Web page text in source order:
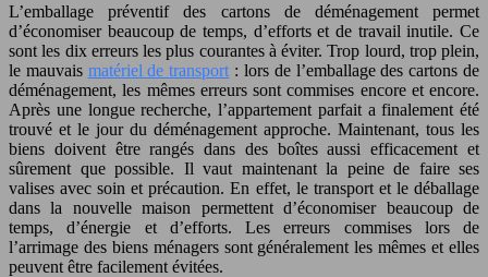
L’emballage préventif des cartons de déménagement permet
d’économiser beaucoup de temps, d’efforts et de travail inutile. Ce
sont les dix erreurs les plus courantes à éviter. Trop lourd, trop plein,
le mauvais matériel de transport : lors de l’emballage des cartons de
déménagement, les mêmes erreurs sont commises encore et encore.
Après une longue recherche, l’appartement parfait a finalement été
trouvé et le jour du déménagement approche. Maintenant, tous les
biens doivent être rangés dans des boîtes aussi efficacement et
sûrement que possible. Il vaut maintenant la peine de faire ses
valises avec soin et précaution. En effet, le transport et le déballage
dans la nouvelle maison permettent d’économiser beaucoup de
temps, d’énergie et d’efforts. Les erreurs commises lors de
l’arrimage des biens ménagers sont généralement les mêmes et elles
peuvent être facilement évitées.